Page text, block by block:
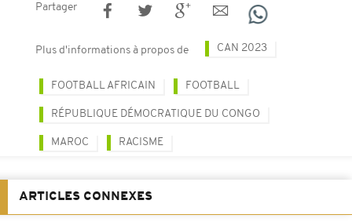
Partager
Plus d'informations à propos de CAN 2023
FOOTBALL AFRICAIN FOOTBALL
RÉPUBLIQUE DÉMOCRATIQUE DU CONGO
MAROC RACISME
ARTICLES CONNEXES